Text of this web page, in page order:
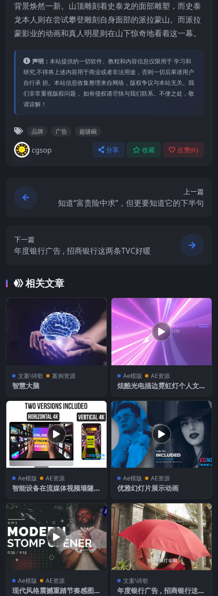
背景焕然一新。山顶雕刻着史泰龙的面部雕塑，而史泰
龙本人则在尝试攀登雕刻自身面部的派拉蒙山。而派拉
蒙影业的动画和真人明星则在山下惊奇地看着这一幕。
声明： 本站提供的⼀切软件、教程和内容信息仅限⽤于 学习和
研究,不得将上述内容⽤于商业或者⾮法⽤途，否则⼀切后果请⽤户
⾃⾏承 担。本站信息收集整理来⾃⽹络，版权争议与本站⽆关。我
们⾮常重视版权问题， 如有侵权请尽快与我们联系。不便之处，敬
请谅解！
品牌 广告 超级碗
cgsop 分享 收藏 点赞(0)
上一篇
知道“富贵险中求”，但更要知道它的下半句
下一篇
年度银行广告 , 招商银行这两条TVC好暖
相关文章
文案\诗歌 案例资源
智慧大脑
Ae模版 AE资源
炫酷光电描边霓虹灯个人文字
Ae模版 AE资源
智能设备在流媒体视频墙隧道
Ae模版 AE资源
优雅幻灯片展示动画
Ae模版 AE资源
现代风格震撼重踏节奏感图文
文案\诗歌
年度银行广告 , 招商银行这两